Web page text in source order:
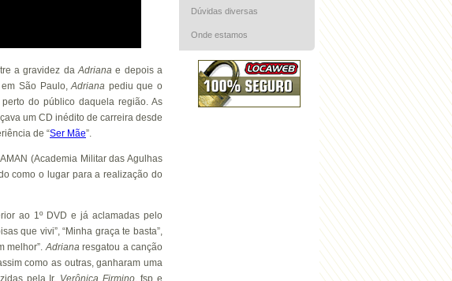
a gravidez daAdriana e depois a
em São Paulo,Adriana pediu que o
do público daquela região. As
um CD inédito de carreira desde
de “Ser Mãe”.
(Academia Militar das Agulhas
como o lugar para a realização do
ao 1º DVD e já aclamadas pelo
que vivi”, “Minha graça te basta”,
melhor”.Adrianaresgatou a canção
como as outras, ganharam uma
pela Ir. Verônica Firmino, fsp e
Dúvidas diversas
Onde estamos